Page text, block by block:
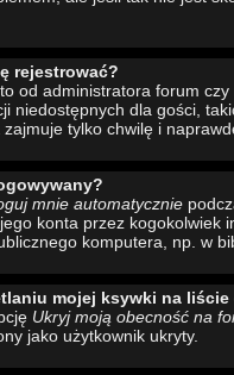
rejestrować?
od administratora forum
niedostępnych dla gości,
tylko chwilę i
mnie automatycznie
konta przez kogokolwiek
komputera, np. w
mojej ksywki na
Ukryj moją obecność na
jako użytkownik ukryty.